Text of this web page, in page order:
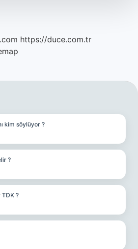
https://duce.com.tr
kim söylüyor ?
?
TDK ?